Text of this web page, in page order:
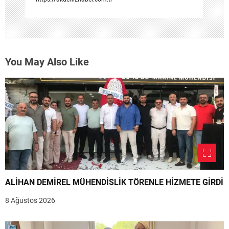
You May Also Like
ALİHAN DEMİREL MÜHENDİSLİK TÖRENLE HİZMETE GİRDİ
8 Ağustos 2026